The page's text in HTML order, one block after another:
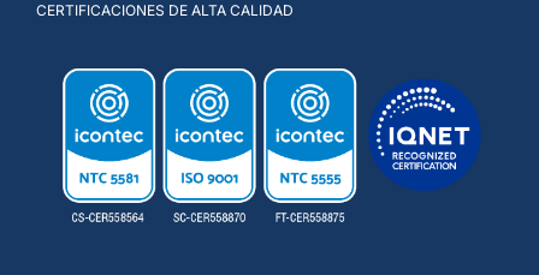
CERTIFICACIONES DE ALTA CALIDAD